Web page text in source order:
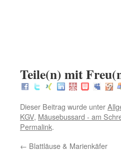
Teile(n) mit
Dieser Beitrag wurde unter
KGV, Mäusebussard - am
Permalink.
← Blattläuse & Marienkäfer